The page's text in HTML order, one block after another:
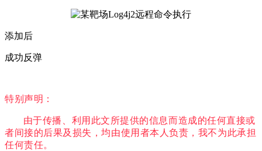
添加后
成功反弹
特别声明：
由于传播、利用此文所提供的信息而造成的任何直接或
者间接的后果及损失，均由使用者本人负责，我不为此承担
任何责任。